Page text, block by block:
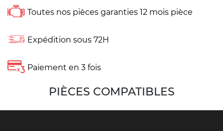
Toutes nos pièces garanties 12 mois pièce
Expédition sous 72H
Paiement en 3 fois
PIÈCES COMPATIBLES